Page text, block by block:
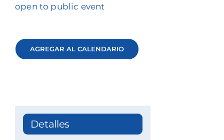
open to public event
AGREGAR AL CALENDARIO
Detalles